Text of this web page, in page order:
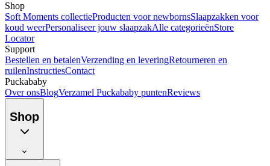
Shop
Soft Moments collectieProducten voor newbornsSlaapzakken voor
koud weerPersonaliseer jouw slaapzakAlle categorieënStore
Locator
Support
Bestellen en betalenVerzending en leveringRetourneren en
ruilenInstructiesContact
Puckababy
Over onsBlogVerzamel Puckababy puntenReviews
Shop